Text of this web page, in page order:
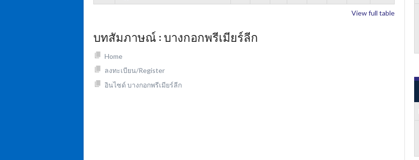
View full table
บทสัมภาษณ์ : บางกอกพรีเมียร์ลีก
Home
ลงทะเบียน/Register
อินไซด์ บางกอกพรีเมียร์ลีก